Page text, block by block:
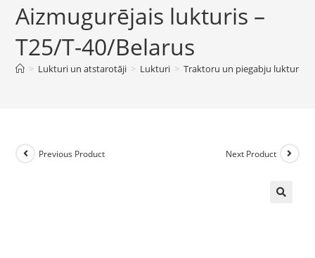
Aizmugurējais lukturis –
T25/T-40/Belarus
> Lukturi un atstarotāji > Lukturi > Traktoru un piegabju lukturi
Previous Product Next Product